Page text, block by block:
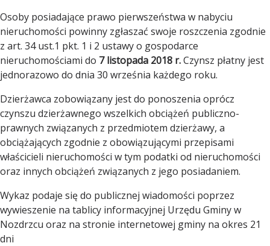
Osoby posiadające prawo pierwszeństwa w nabyciu
nieruchomości powinny zgłaszać swoje roszczenia zgodnie
z art. 34 ust.1 pkt. 1 i 2 ustawy o gospodarce
nieruchomościami do 7 listopada 2018 r.Czynsz płatny jest
jednorazowo do dnia 30 września każdego roku.
Dzierżawca zobowiązany jest do ponoszenia oprócz
czynszu dzierżawnego wszelkich obciążeń publiczno-
prawnych związanych z przedmiotem dzierżawy, a
obciążających zgodnie z obowiązującymi przepisami
właścicieli nieruchomości w tym podatki od nieruchomości
oraz innych obciążeń związanych z jego posiadaniem.
Wykaz podaje się do publicznej wiadomości poprzez
wywieszenie na tablicy informacyjnej Urzędu Gminy w
Nozdrzcu oraz na stronie internetowej gminy na okres 21
dni